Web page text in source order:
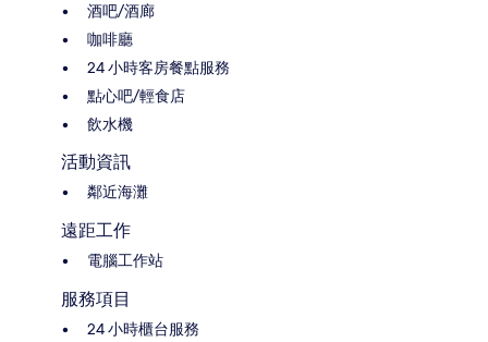
酒吧/酒廊
咖啡廳
24 小時客房餐點服務
點心吧/輕食店
飲水機
活動資訊
鄰近海灘
遠距工作
電腦工作站
服務項目
24 小時櫃台服務